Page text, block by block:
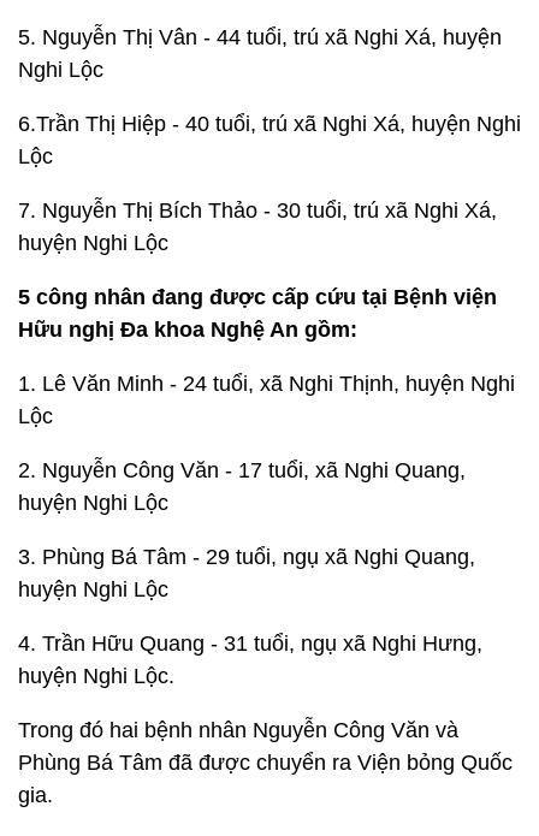
5. Nguyễn Thị Vân - 44 tuổi, trú xã Nghi Xá, huyện
Nghi Lộc
6.Trần Thị Hiệp - 40 tuổi, trú xã Nghi Xá, huyện Nghi
Lộc
7. Nguyễn Thị Bích Thảo - 30 tuổi, trú xã Nghi Xá,
huyện Nghi Lộc
5 công nhân đang được cấp cứu tại Bệnh viện
Hữu nghị Đa khoa Nghệ An gồm:
1. Lê Văn Minh - 24 tuổi, xã Nghi Thịnh, huyện Nghi
Lộc
2. Nguyễn Công Văn - 17 tuổi, xã Nghi Quang,
huyện Nghi Lộc
3. Phùng Bá Tâm - 29 tuổi, ngụ xã Nghi Quang,
huyện Nghi Lộc
4. Trần Hữu Quang - 31 tuổi, ngụ xã Nghi Hưng,
huyện Nghi Lộc.
Trong đó hai bệnh nhân Nguyễn Công Văn và
Phùng Bá Tâm đã được chuyển ra Viện bỏng Quốc
gia.